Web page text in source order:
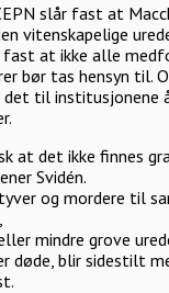
slår fast at
vitenskapelige
fast at ikke alle
bør tas hensyn til.
det til institusjonene
at det ikke finnes
Svidén.
og mordere til
mindre grove
døde, blir sidestilt